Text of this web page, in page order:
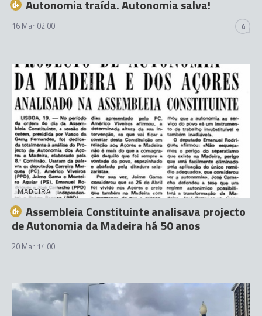
Autonomia traída. Autonomia salva!
16 Mar 02:00 4
MADEIRA
Assembleia Constituinte analisava projecto
de Autonomia da Madeira há 50 anos
20 Mar 14:00